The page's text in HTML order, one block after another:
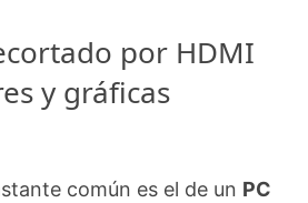
por HDMI
y gráficas
común es el de un PC